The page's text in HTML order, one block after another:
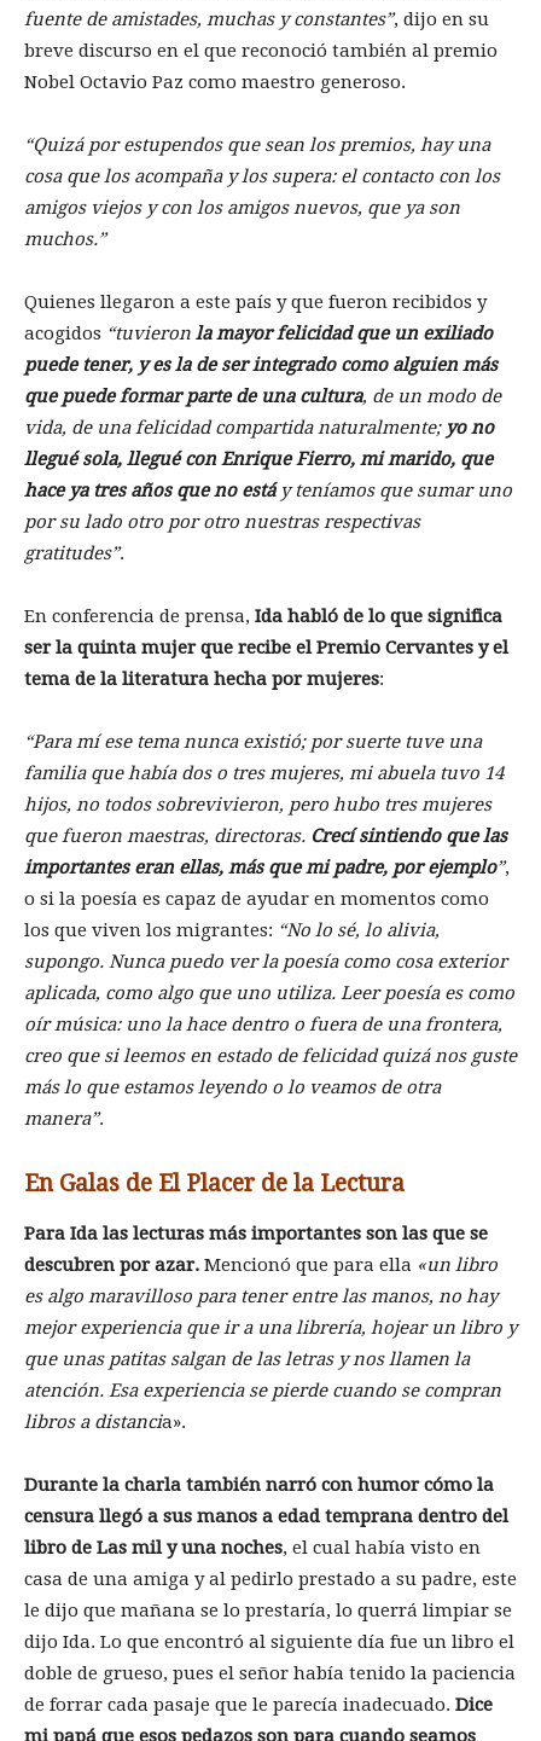
fuente de amistades, muchas y constantes , dijo en su
breve discurso en el que reconoció también al premio
Nobel Octavio Paz como maestro generoso.
Quizá por estupendos que sean los premios, hay una
cosa que los acompaña y los supera: el contacto con los
amigos viejos y con los amigos nuevos, que ya son
muchos.
Quienes llegaron a este país y que fueron recibidos y
acogidos
tuvieron la mayor felicidad que un exiliado
puede tener, y es la de ser integrado como alguien más
que puede formar parte de una cultura, de un modo de
vida, de una felicidad compartida naturalmente; yo no
llegué sola, llegué con Enrique Fierro, mi marido, que
hace ya tres años que no estáy teníamos que sumar uno
por su lado otro por otro nuestras respectivas
gratitudes .
En conferencia de prensa, Ida habló de lo que significa
ser la quinta mujer que recibe el Premio Cervantes y el
tema de la literatura hecha por mujeres:
Para mí ese tema nunca existió; por suerte tuve una
familia que había dos o tres mujeres, mi abuela tuvo 14
hijos, no todos sobrevivieron, pero hubo tres mujeres
que fueron maestras, directoras. Crecí sintiendo que las
importantes eran ellas, más que mi padre, por ejemplo ,
o si la poesía es capaz de ayudar en momentos como
los que viven los migrantes:
No lo sé, lo alivia,
supongo. Nunca puedo ver la poesía como cosa exterior
aplicada, como algo que uno utiliza. Leer poesía es como
oír música: uno la hace dentro o fuera de una frontera,
creo que si leemos en estado de felicidad quizá nos guste
más lo que estamos leyendo o lo veamos de otra
manera .
En Galas de El Placer de la Lectura
Para Ida las lecturas más importantes son las que se
descubren por azar. Mencionó que para ella «un libro
es algo maravilloso para tener entre las manos, no hay
mejor experiencia que ir a una librería, hojear un libro y
que unas patitas salgan de las letras y nos llamen la
atención. Esa experiencia se pierde cuando se compran
libros a distancia».
Durante la charla también narró con humor cómo la
censura llegó a sus manos a edad temprana dentro del
libro de Las mil y una noches, el cual había visto en
casa de una amiga y al pedirlo prestado a su padre, este
le dijo que mañana se lo prestaría, lo querrá limpiar se
dijo Ida. Lo que encontró al siguiente día fue un libro el
doble de grueso, pues el señor había tenido la paciencia
de forrar cada pasaje que le parecía inadecuado. Dice
mi papá que esos pedazos son para cuando seamos